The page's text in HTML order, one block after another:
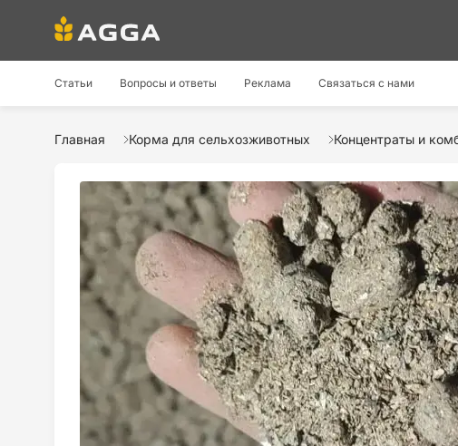
Статьи Вопросы и ответы Реклама Связаться с нами
Главная Корма для сельхозживотных Концентраты и